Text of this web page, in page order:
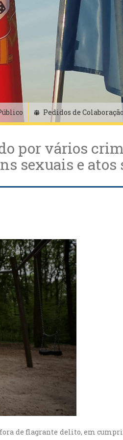
Pedidos de Colaboração
por vários
sexuais e atos
de flagrante delito, em